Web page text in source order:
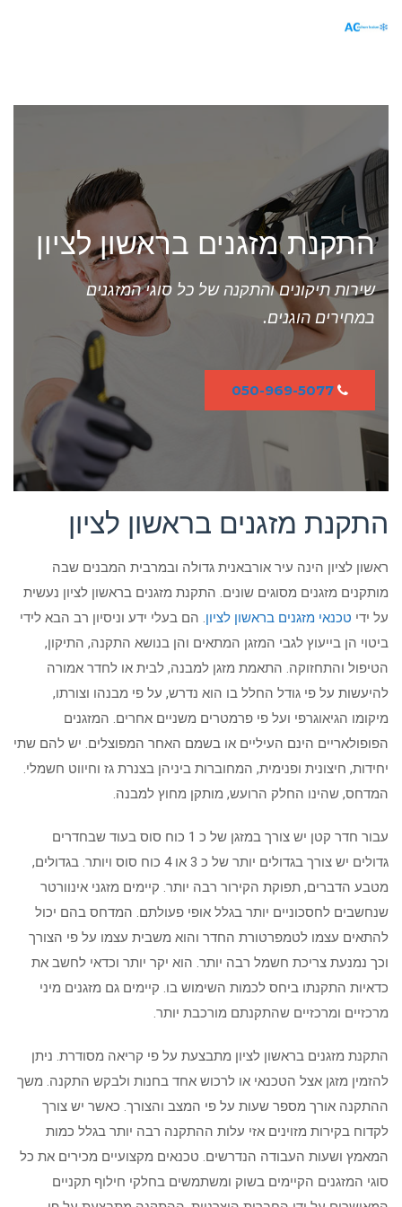
התקנת מזגנים בראשון לציון
שירות תיקונים והתקנה של כל סוגי המזגנים
במחירים הוגנים.
050-969-5077
התקנת מזגנים בראשון לציון
ראשון לציון הינה עיר אורבאנית גדולה ובמרבית המבנים שבה
מותקנים מזגנים מסוגים שונים. התקנת מזגנים בראשון לציון נעשית
על ידי טכנאי מזגנים בראשון לציון. הם בעלי ידע וניסיון רב הבא לידי
ביטוי הן בייעוץ לגבי המזגן המתאים והן בנושא התקנה, התיקון,
הטיפול והתחזוקה. התאמת מזגן למבנה, לבית או לחדר אמורה
להיעשות על פי גודל החלל בו הוא נדרש, על פי מבנהו וצורתו,
מיקומו הגיאוגרפי ועל פי פרמטרים משניים אחרים. המזגנים
הפופולאריים הינם העיליים או בשמם האחר המפוצלים. יש להם שתי
יחידות, חיצונית ופנימית, המחוברות ביניהן בצנרת גז וחיווט חשמלי.
המדחס, שהינו החלק הרועש, מותקן מחוץ למבנה.
עבור חדר קטן יש צורך במזגן של כ 1 כוח סוס בעוד שבחדרים
גדולים יש צורך בגדולים יותר של כ 3 או 4 כוח סוס ויותר. בגדולים,
מטבע הדברים, תפוקת הקירור רבה יותר. קיימים מזגני אינוורטר
שנחשבים לחסכוניים יותר בגלל אופי פעולתם. המדחס בהם יכול
להתאים עצמו לטמפרטורת החדר והוא משבית עצמו על פי הצורך
וכך נמנעת צריכת חשמל רבה יותר. הוא יקר יותר וכדאי לחשב את
כדאיות התקנתו ביחס לכמות השימוש בו. קיימים גם מזגנים מיני
מרכזיים ומרכזיים שהתקנתם מורכבת יותר.
התקנת מזגנים בראשון לציון מתבצעת על פי קריאה מסודרת. ניתן
להזמין מזגן אצל הטכנאי או לרכוש אחד בחנות ולבקש התקנה. משך
ההתקנה אורך מספר שעות על פי המצב והצורך. כאשר יש צורך
לקדוח בקירות מזוינים אזי עלות ההתקנה רבה יותר בגלל כמות
המאמץ ושעות העבודה הנדרשים. טכנאים מקצועיים מכירים את כל
סוגי המזגנים הקיימים בשוק ומשתמשים בחלקי חילוף תקניים